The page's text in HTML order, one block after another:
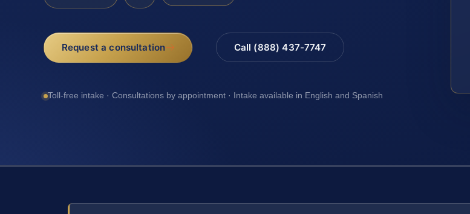
Request a consultation Call (888) 437-7747
Toll-free intake · Consultations by appointment · Intake available in English and Spanish